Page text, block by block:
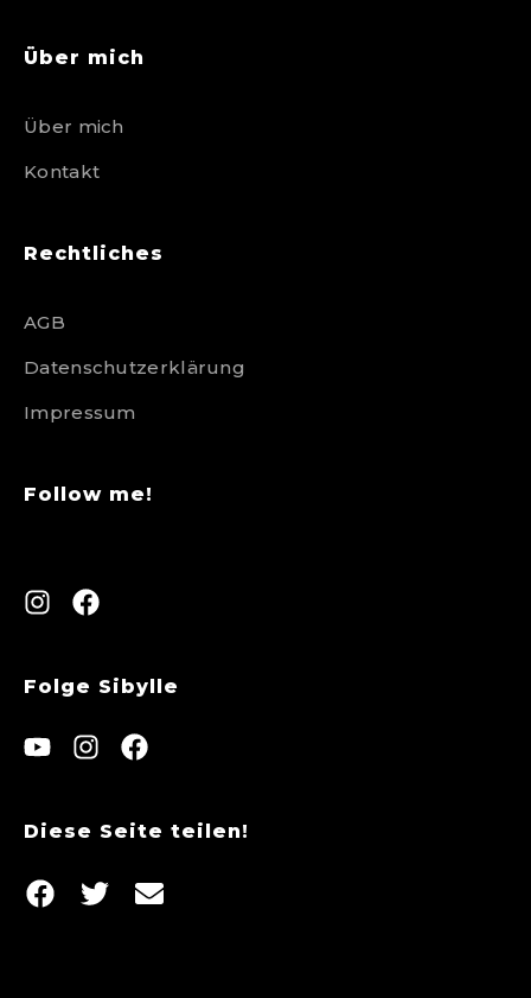
Über mich
Über mich
Kontakt
Rechtliches
AGB
Datenschutzerklärung
Impressum
Follow me!
Folge Sibylle
Diese Seite teilen!